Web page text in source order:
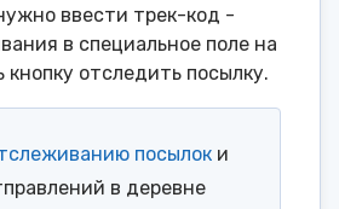
ввести трек-код -
в специальное поле на
отследить посылку.
посылок и
в деревне